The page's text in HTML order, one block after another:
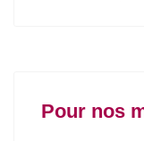
Pour nos